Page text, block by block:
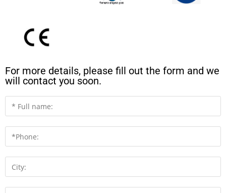
For more details, please fill out the form and we
will contact you soon.